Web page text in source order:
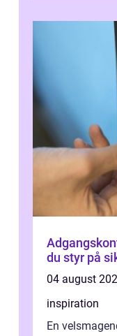
du styr på
04 august
inspiration
En